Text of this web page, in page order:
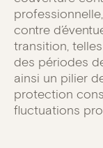
contre
transition,
des périodes
ainsi un pilier
protection
fluctuations